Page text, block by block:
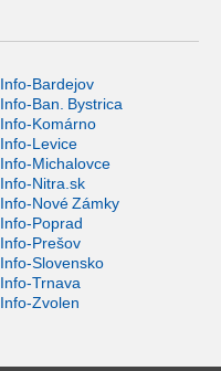
Info-Bardejov
Info-Ban. Bystrica
Info-Komárno
Info-Levice
Info-Michalovce
Info-Nitra.sk
Info-Nové Zámky
Info-Poprad
Info-Prešov
Info-Slovensko
Info-Trnava
Info-Zvolen